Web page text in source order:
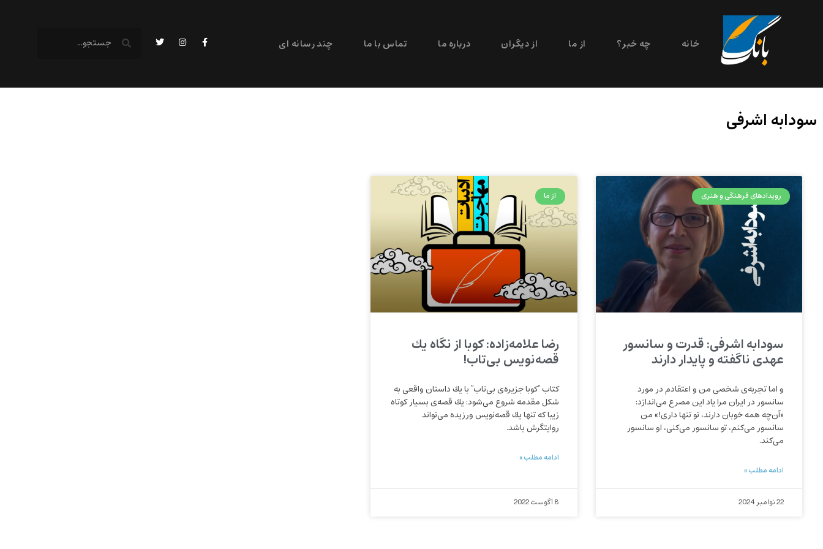
خانه چه خبر؟ از ما از دیگران درباره ما تماس با ما چند رسانه ای
سودابه اشرفی
رویدادهای فرهنگی و هنری
سودابه اشرفی: قدرت و سانسور
عهدی ناگفته و پایدار دارند
و اما تجربه‌‌ی شخصی من و اعتقادم در مورد
سانسور در ایران مرا یاد این مصرع می‌‌اندازد:
«آن‌‌چه همه خوبان دارند، تو تنها داری!‌‌» من
سانسور می‌‌کنم، تو سانسور می‌‌کنی، او سانسور
می‌‌کند.
ادامه مطلب »
22 نوامبر 2024
از ما
رضا علامه‌زاده: کوبا از نگاه يك
قصه‌نويس بى‌تاب!
كتاب “كوبا جزيره‌ى بى‌تاب” با يك داستان واقعى به
شكل مقدمه شروع مى‌شود: يك قصه‌ى بسيار كوتاه
زيبا كه تنها يك قصه‌نويس ورزيده مى‌تواند
روايتگرش باشد.
ادامه مطلب »
8 آگوست 2022